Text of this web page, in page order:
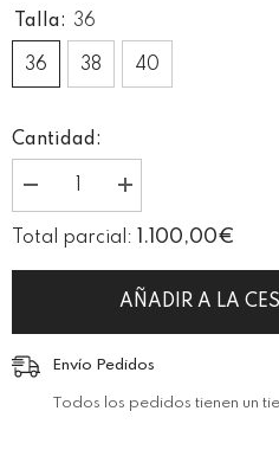
Talla: 36
36 38 40
Cantidad:
Error:
Missing
interpolation
la
cantidad
de
producto
I18n
Error:
Missing
interpolation
for
la
de
producto
Total parcial: 1.100,00€
AÑADIR A LA
Envío Pedidos
Todos los pedidos tienen un